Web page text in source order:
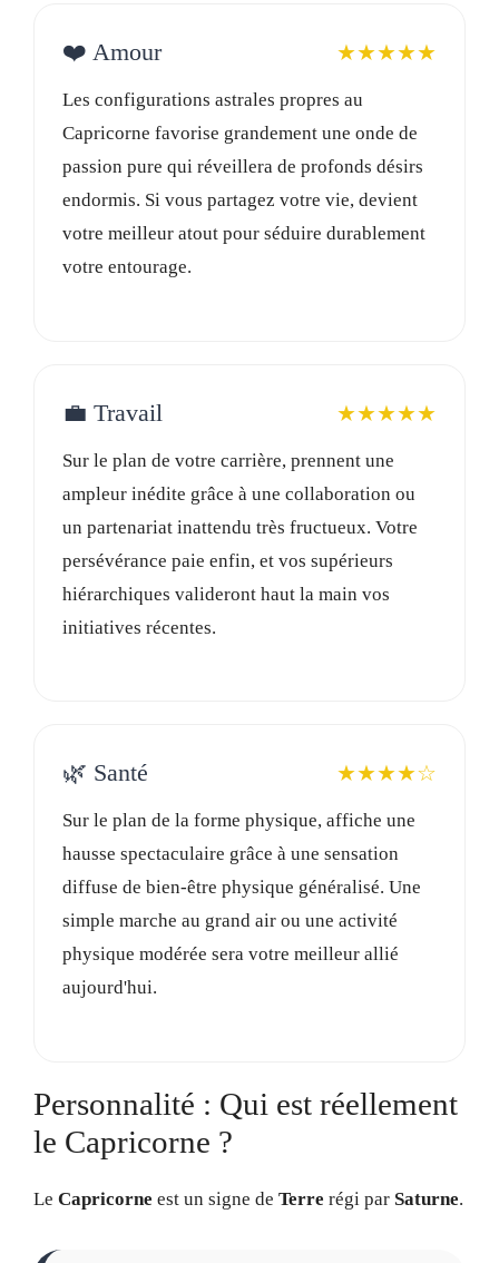
❤️ Amour ★★★★★
Les configurations astrales propres au
Capricorne favorise grandement une onde de
passion pure qui réveillera de profonds désirs
endormis. Si vous partagez votre vie, devient
votre meilleur atout pour séduire durablement
votre entourage.
💼 Travail ★★★★★
Sur le plan de votre carrière, prennent une
ampleur inédite grâce à une collaboration ou
un partenariat inattendu très fructueux. Votre
persévérance paie enfin, et vos supérieurs
hiérarchiques valideront haut la main vos
initiatives récentes.
🌿 Santé ★★★★☆
Sur le plan de la forme physique, affiche une
hausse spectaculaire grâce à une sensation
diffuse de bien-être physique généralisé. Une
simple marche au grand air ou une activité
physique modérée sera votre meilleur allié
aujourd'hui.
Personnalité : Qui est réellement
le Capricorne ?
Le Capricorne est un signe de Terre régi par Saturne.